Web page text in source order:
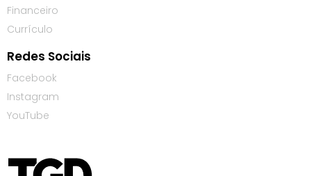
Financeiro
Currículo
Redes Sociais
Facebook
Instagram
YouTube